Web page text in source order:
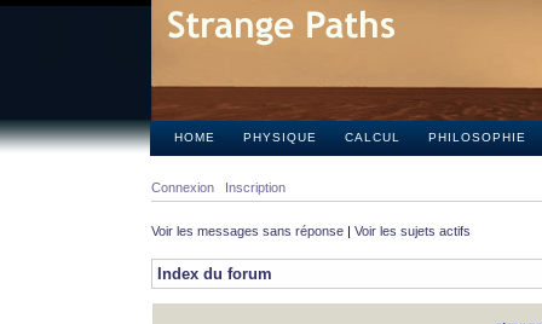
HOME PHYSIQUE CALCUL PHILOSOPHIE
Connexion Inscription
Voir les messages sans réponse | Voir les sujets actifs
Index du forum